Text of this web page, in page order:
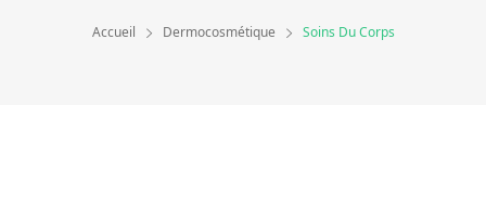
Accueil Dermocosmétique Soins Du Corps